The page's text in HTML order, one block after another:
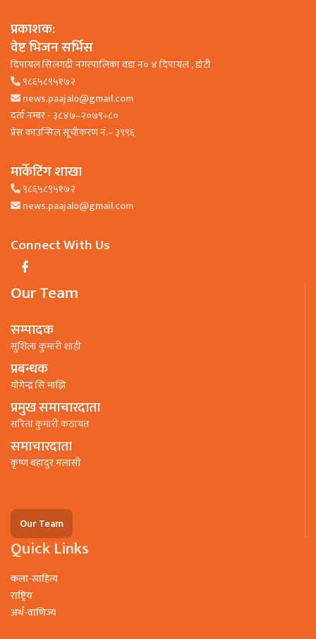
प्रकाशक:
वेष्ट भिजन सर्भिस
दिपायल सिलगढी नगरपालिका वडा न० ४ दिपायल , डाेटी
९८६५८९५१७२
news.paajalo@gmail.com
दर्ता नम्बर - ३८४७–२०७९÷८०
प्रेस काउन्सिल सूचीकरण नं.– ३९९६
मार्केटिंग शाखा
९८६५८९५१७२
news.paajalo@gmail.com
Connect With Us
Our Team
सम्पादक
सुशिला कुमारी शाही
प्रबन्धक
याेगेन्द्र सिं माझि
प्रमुख समाचारदाता
सरिता कुमारी कठायत
समाचारदाता
कृष्ण बहादुर मलासी
Our Team
Quick Links
कला-साहित्य
राष्ट्रिय
अर्थ-वाणिज्य